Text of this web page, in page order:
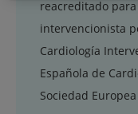
reacreditado
intervencionista
Cardiología
Española de
Sociedad